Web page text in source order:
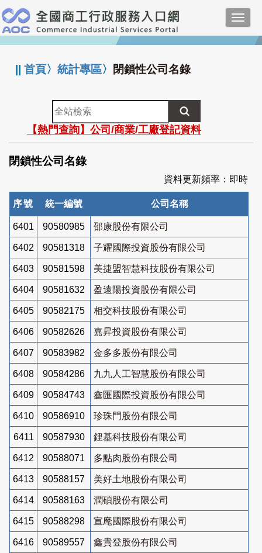
跳
到
主
要
:::
||首頁〉統計專區〉 閉鎖性公司名錄
全
站
檢
索
【熱門查詢】公司/商業/工廠登記資料
閉鎖性公司名錄
資料更新頻率：即時
序號 統一編號 公司名稱
6401 90580985 邵康股份有限公司
6402 90581318 子耀國際投資股份有限公司
6403 90581598 美捷盟智慧科技股份有限公司
6404 90581632 盈遠陽投資股份有限公司
6405 90582175 相交科技股份有限公司
6406 90582626 嘉昇投資股份有限公司
6407 90583982 金多多股份有限公司
6408 90584286 九九人工智慧股份有限公司
6409 90584743 鑫匯國際投資股份有限公司
6410 90586910 珍珠門股份有限公司
6411 90587930 鋰基科技股份有限公司
6412 90588071 多點肉股份有限公司
6413 90588157 美好土地股份有限公司
6414 90588163 潤碩股份有限公司
6415 90588298 宣麾國際股份有限公司
6416 90589557 鑫貴登股份有限公司